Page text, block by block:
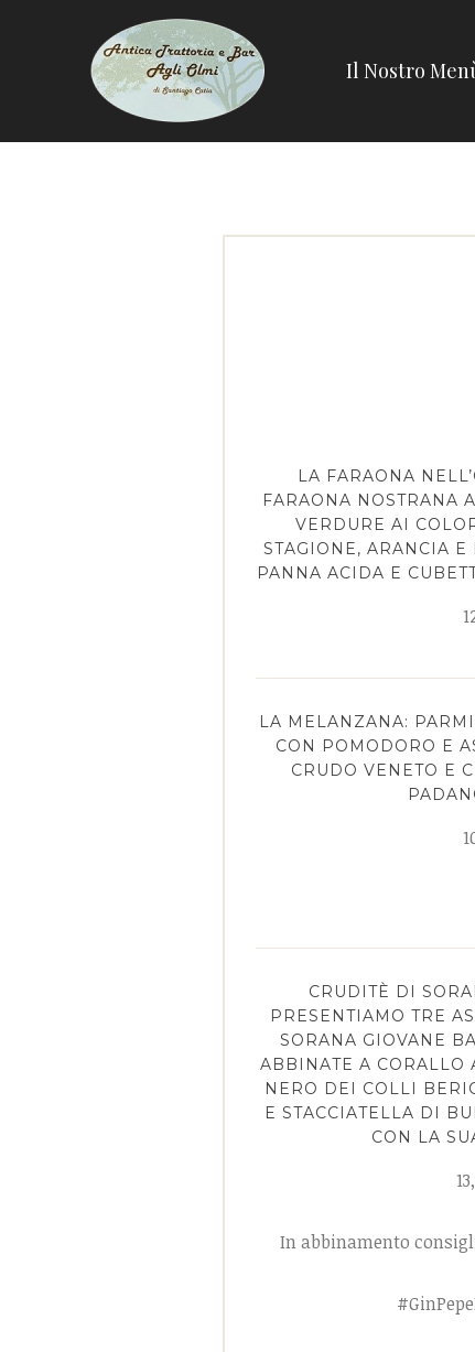
Il Nostro
LA FARAONA
FARAONA NOSTRANA
VERDURE AI
STAGIONE, ARANCIA
PANNA ACIDA E
LA MELANZANA:
CON POMODORO E
CRUDO VENETO E
CRUDITÈ DI
PRESENTIAMO TRE
SORANA GIOVANE
ABBINATE A CORALLO
NERO DEI COLLI
E STACCIATELLA DI
CON LA
In abbinamento